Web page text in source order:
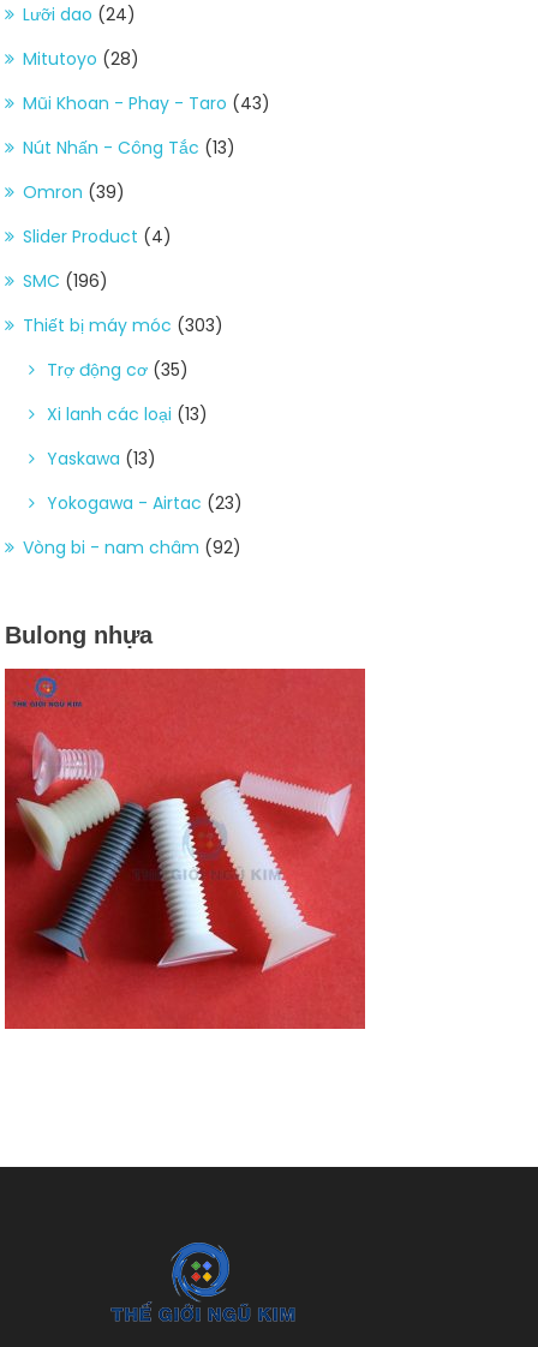
Lưỡi dao (24)
Mitutoyo (28)
Mũi Khoan - Phay - Taro (43)
Nút Nhấn - Công Tắc (13)
Omron (39)
Slider Product (4)
SMC (196)
Thiết bị máy móc (303)
Trợ động cơ (35)
Xi lanh các loại (13)
Yaskawa (13)
Yokogawa - Airtac (23)
Vòng bi - nam châm (92)
Bulong nhựa